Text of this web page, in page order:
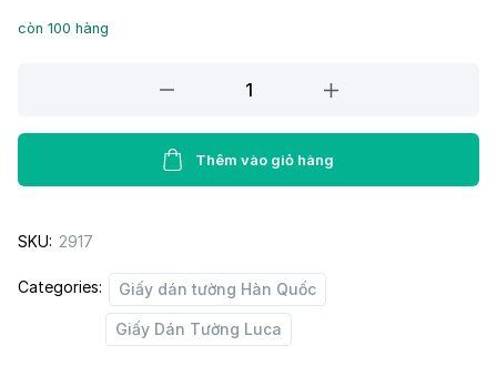
còn 100 hàng
tường
13114
Thêm vào giỏ hàng
SKU: 2917
Categories: Giấy dán tường Hàn Quốc
Giấy Dán Tường Luca